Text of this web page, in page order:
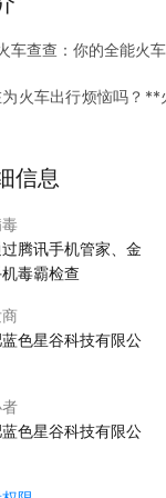
车查查：你的全能火
火车出行烦恼吗？**
查查**的核心功能：
车票查询：**
查询全国火车票余票
推荐最优出行方案，
点推荐：**
目的地和出行时间，
行攻略：**
详细的火车出行攻略
沿途美食、住宿、娱
查查**的优势：
息全面：**涵盖火车
作便捷：**界面简洁
信息
腾讯手机管家、金
毒霸检查
色星谷科技有限公
色星谷科技有限公